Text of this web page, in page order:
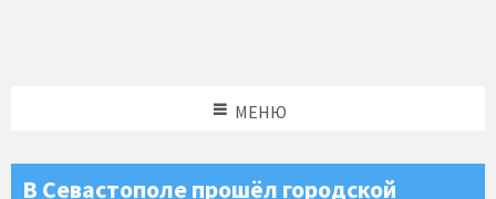
МЕНЮ
В Севастополе прошёл городской